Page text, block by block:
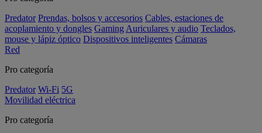
Predator Prendas, bolsos y accesorios Cables, estaciones de
acoplamiento y dongles Gaming Auriculares y audio Teclados,
mouse y lápiz óptico Dispositivos inteligentes Cámaras
Red
Pro categoría
Predator Wi-Fi 5G
Movilidad eléctrica
Pro categoría